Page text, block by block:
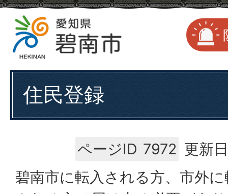
住民登録
ページID 7972 更新
碧南市に転入される方、市外